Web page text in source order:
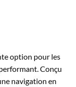
option pour les
Conçu
navigation en